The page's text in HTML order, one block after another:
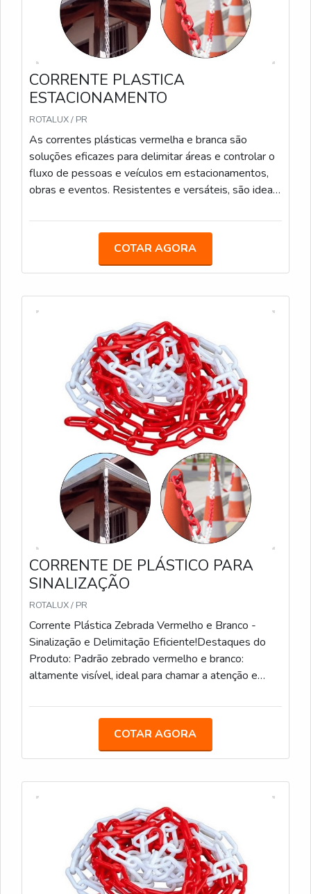
CORRENTE PLASTICA
ESTACIONAMENTO
ROTALUX / PR
As correntes plásticas vermelha e branca são
soluções eficazes para delimitar áreas e controlar o
fluxo de pessoas e veículos em estacionamentos,
obras e eventos. Resistentes e versáteis, são ideais
utilizadas para calha de chuva. Elos de 6mm e 8mm
COTAR AGORA
CORRENTE DE PLÁSTICO PARA
SINALIZAÇÃO
ROTALUX / PR
Corrente Plástica Zebrada Vermelho e Branco -
Sinalização e Delimitação Eficiente!Destaques do
Produto: Padrão zebrado vermelho e branco:
altamente visível, ideal para chamar a atenção e
resistente: durável e leve, feito para suportar uso
manusear: pode ser usada para delimitar áreas, criar
barreiras temporárias e organizar espaços.
externos, como eventos, obras, estacionamentos e
áreas de segurança. Comprimento ajustável:
facilmente cortável e extensível para atender a
diferentes necessidades de sinalização. A Corrente
Plástica Zebrada Vermelho e Branco é a solução
perfeita para a delimitação e sinalização de áreas,
COTAR AGORA